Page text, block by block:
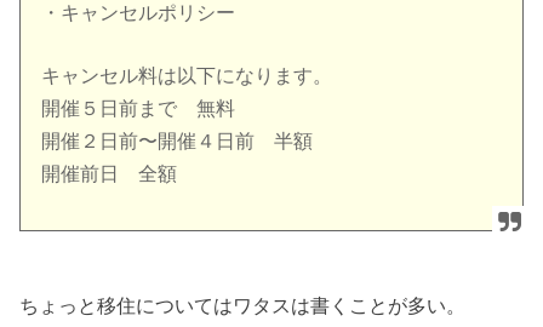
・キャンセルポリシー
キャンセル料は以下になります。
開催５日前まで 無料
開催２日前〜開催４日前 半額
開催前日 全額
ちょっと移住についてはワタスは書くことが多い。